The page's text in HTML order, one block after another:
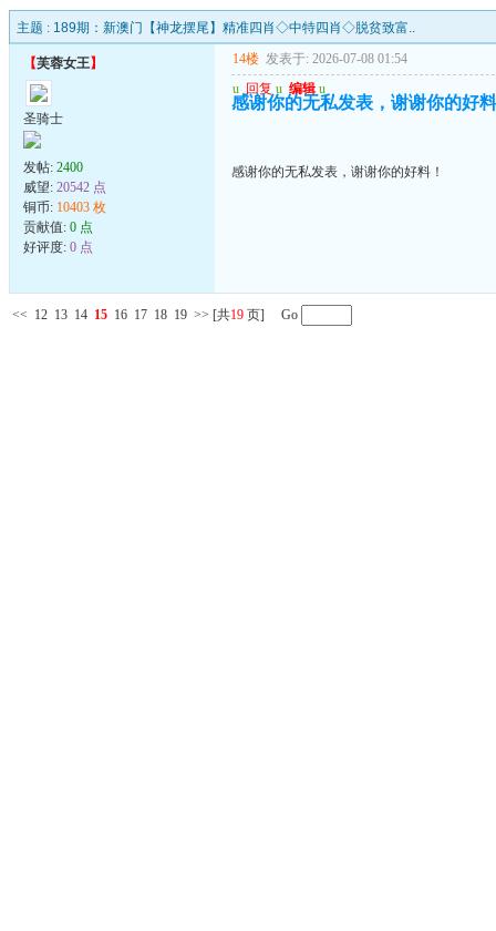
主题 : 189期：新澳门【神龙摆尾】精准四肖◇中特四肖◇脱贫致富..
【芙蓉女王】
圣骑士
发帖: 2400
威望: 20542 点
铜币: 10403 枚
贡献值: 0 点
好评度: 0 点
14楼 发表于: 2026-07-08 01:54
u 回复 u 编辑 u
感谢你的无私发表，谢谢你的好
感谢你的无私发表，谢谢你的好料！
<< 12 13 14 15 16 17 18 19 >> [共19 页] Go